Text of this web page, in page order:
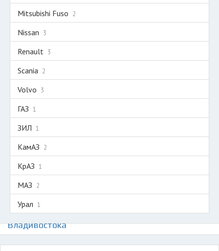
Mitsubishi Fuso 2
Nissan 3
Renault 3
Scania 2
Volvo 3
ГАЗ 1
ЗИЛ 1
КамАЗ 2
КрАЗ 1
МАЗ 2
Урал 1
Авторазборки грузовиков на карте
Владивостока